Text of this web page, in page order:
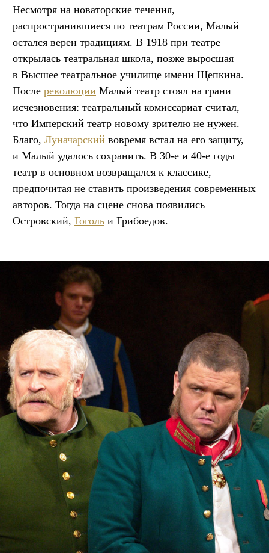
Несмотря на новаторские течения,
распространившиеся по театрам России, Малый
остался верен традициям. В 1918 при театре
открылась театральная школа, позже выросшая
в Высшее театральное училище имени Щепкина.
После революции Малый театр стоял на грани
исчезновения: театральный комиссариат считал,
что Имперский театр новому зрителю не нужен.
Благо, Луначарский вовремя встал на его защиту,
и Малый удалось сохранить. В 30-е и 40-е годы
театр в основном возвращался к классике,
предпочитая не ставить произведения современных
авторов. Тогда на сцене снова появились
Островский, Гоголь и Грибоедов.